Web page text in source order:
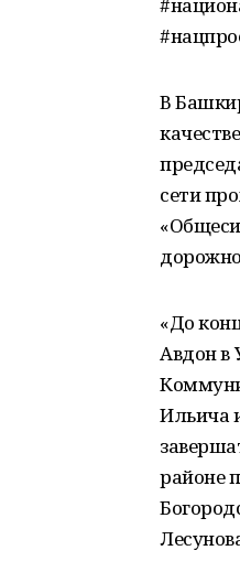
В
сети
«До
Авдон в
Ильича
районе